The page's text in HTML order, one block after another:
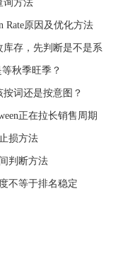
询方法
Rate原因及优化方法
存，先判断是不是系
秋季旺季？
词还是按意图？
正在拉长销售周期
损方法
判断方法
不等于排名稳定